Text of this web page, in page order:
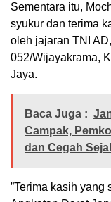
Sementara itu,
syukur dan terima
oleh jajaran TNI
052/Wijayakrama,
Jaya.
Baca Juga :
Campak,
dan Cegah
​”Terima kasih